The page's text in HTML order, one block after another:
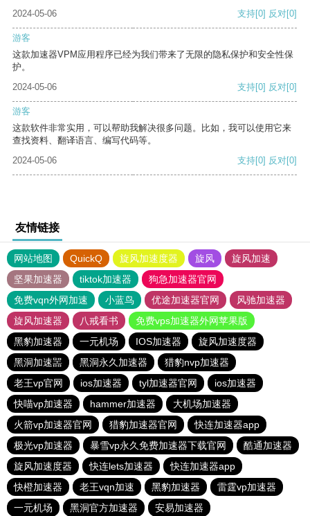
2024-05-06
支持[0] 反对[0]
游客
这款加速器VPM应用程序已经为我们带来了无限的隐私保护和安全性保
护。
2024-05-06
支持[0] 反对[0]
游客
这款软件非常实用，可以帮助我解决很多问题。比如，我可以使用它来
查找资料、翻译语言、编写代码等。
2024-05-06
支持[0] 反对[0]
友情链接
网站地图 QuickQ 旋风加速度器 旋风
旋风加速
坚果加速器
tiktok加速器
狗急加速器官网
免费vqn外网加速
小蓝鸟 优途加速器官网
风驰加速器
旋风加速器
八戒看书
免费vps加速器外网苹果版
黑豹加速器
一元机场 IOS加速器
旋风加速度器
黑洞加速噐
黑洞永久加速器
猎豹nvp加速器
老王vp官网
ios加速器 tyl加速器官网
ios加速器
快喵vp加速器
hammer加速器
大机场加速器
火箭vp加速器官网
猎豹加速器官网
快连加速器app
极光vp加速器
暴雪vp永久免费加速器下载官网
酷通加速器
旋风加速度器
快连lets加速器
快连加速器app
快橙加速器
老王vqn加速 黑豹加速器
雷霆vp加速器
一元机场
黑洞官方加速器 安易加速器